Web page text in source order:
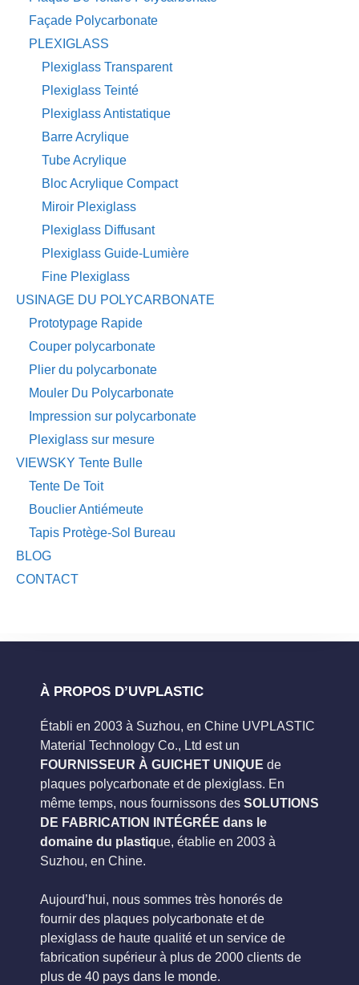
Façade Polycarbonate
PLEXIGLASS
Plexiglass Transparent
Plexiglass Teinté
Plexiglass Antistatique
Barre Acrylique
Tube Acrylique
Bloc Acrylique Compact
Miroir Plexiglass
Plexiglass Diffusant
Plexiglass Guide-Lumière
Fine Plexiglass
USINAGE DU POLYCARBONATE
Prototypage Rapide
Couper polycarbonate
Plier du polycarbonate
Mouler Du Polycarbonate
Impression sur polycarbonate
Plexiglass sur mesure
VIEWSKY Tente Bulle
Tente De Toit
Bouclier Antiémeute
Tapis Protège-Sol Bureau
BLOG
CONTACT
À PROPOS D’UVPLASTIC
Établi en 2003 à Suzhou, en Chine UVPLASTIC
Material Technology Co., Ltd est un
FOURNISSEUR À GUICHET UNIQUE de
plaques polycarbonate et de plexiglass. En
même temps, nous fournissons des SOLUTIONS
DE FABRICATION INTÉGRÉE dans le
domaine du plastique, établie en 2003 à
Suzhou, en Chine.
Aujourd’hui, nous sommes très honorés de
fournir des plaques polycarbonate et de
plexiglass de haute qualité et un service de
fabrication supérieur à plus de 2000 clients de
plus de 40 pays dans le monde.